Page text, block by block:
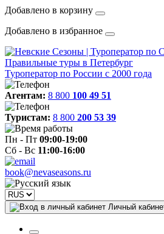
Добавлено в корзину
Добавлено в избранное
Туроператор по России с 2000 года
Агентам: 8 800 100 49 51
Туристам: 8 800 200 53 39
Пн - Пт 09:00-19:00
Сб - Вс 11:00-16:00
book@nevaseasons.ru
Личный